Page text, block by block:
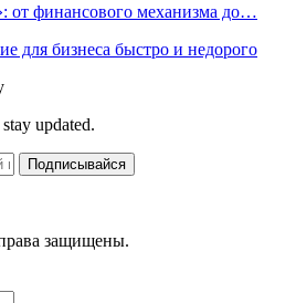
от финансового механизма до…
для бизнеса быстро и недорого
updated.
Подписывайся
защищены.